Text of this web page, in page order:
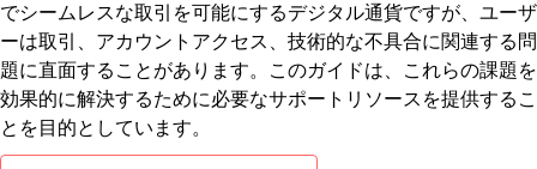
でシームレスな取引を可能にするデジタル通貨ですが、ユーザ
ーは取引、アカウントアクセス、技術的な不具合に関連する問
題に直面することがあります。このガイドは、これらの課題を
効果的に解決するために必要なサポートリソースを提供するこ
とを目的としています。